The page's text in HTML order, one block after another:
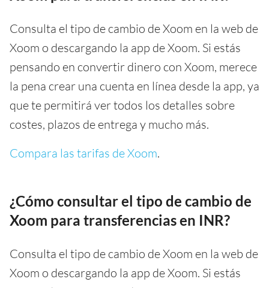
Consulta el tipo de cambio de Xoom en la web de
Xoom o descargando la app de Xoom. Si estás
pensando en convertir dinero con Xoom, merece
la pena crear una cuenta en línea desde la app, ya
que te permitirá ver todos los detalles sobre
costes, plazos de entrega y mucho más.
Compara las tarifas de Xoom.
¿Cómo consultar el tipo de cambio de
Xoom para transferencias en INR?
Consulta el tipo de cambio de Xoom en la web de
Xoom o descargando la app de Xoom. Si estás